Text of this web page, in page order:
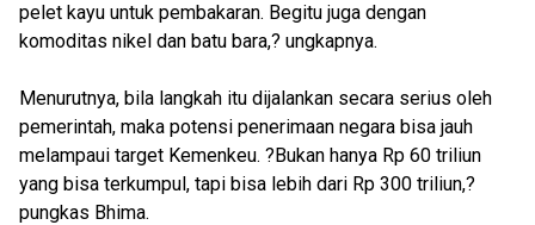
pelet kayu untuk pembakaran. Begitu juga dengan
komoditas nikel dan batu bara,? ungkapnya.
Menurutnya, bila langkah itu dijalankan secara serius oleh
pemerintah, maka potensi penerimaan negara bisa jauh
melampaui target Kemenkeu. ?Bukan hanya Rp 60 triliun
yang bisa terkumpul, tapi bisa lebih dari Rp 300 triliun,?
pungkas Bhima.